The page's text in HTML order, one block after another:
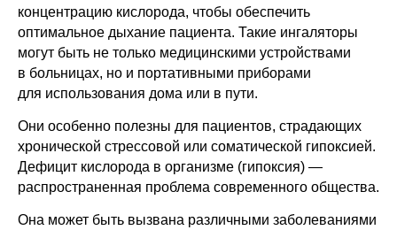
концентрацию кислорода, чтобы обеспечить
оптимальное дыхание пациента. Такие ингаляторы
могут быть не только медицинскими устройствами
в больницах, но и портативными приборами
для использования дома или в пути.
Они особенно полезны для пациентов, страдающих
хронической стрессовой или соматической гипоксией.
Дефицит кислорода в организме (гипоксия) —
распространенная проблема современного общества.
Она может быть вызвана различными заболеваниями
МЕНЮ ДЛЯ КЛИЕНТА
Каталог Отзывы
Комплектация Частые вопросы
Статьи Сотрудничество
info@o203.ru
Контакты Реквизиты компании
Согласие на обработку персональных данных